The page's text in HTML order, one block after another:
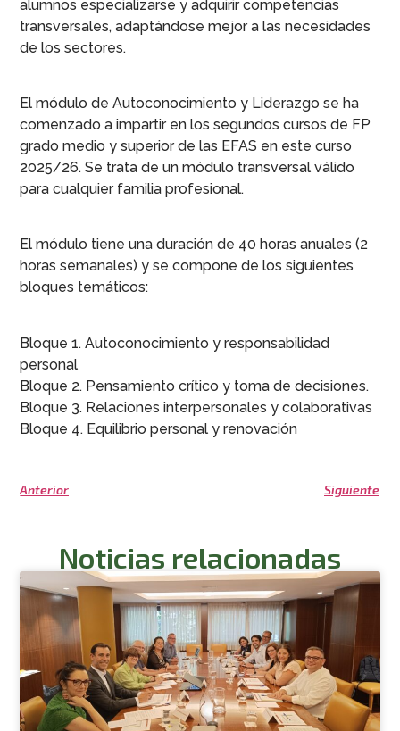
alumnos especializarse y adquirir competencias
transversales, adaptándose mejor a las necesidades
de los sectores.
El módulo de Autoconocimiento y Liderazgo se ha
comenzado a impartir en los segundos cursos de FP
grado medio y superior de las EFAS en este curso
2025/26. Se trata de un módulo transversal válido
para cualquier familia profesional.
El módulo tiene una duración de 40 horas anuales (2
horas semanales) y se compone de los siguientes
bloques temáticos:
Bloque 1. Autoconocimiento y responsabilidad
personal
Bloque 2. Pensamiento crítico y toma de decisiones.
Bloque 3. Relaciones interpersonales y colaborativas
Bloque 4. Equilibrio personal y renovación
Anterior Siguiente
Noticias relacionadas